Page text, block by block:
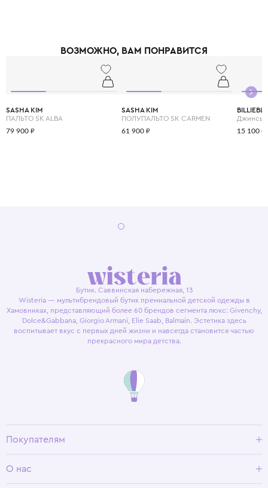
ВОЗМОЖНО, ВАМ ПОНРАВИТСЯ
SASHA KIM
ПАЛЬТО SK ALBA
79 900 ₽
SASHA KIM
ПОЛУПАЛЬТО SK CARMEN
61 900 ₽
Джинсы
15 100 ₽
Бутик. Саввинская набережная, 13
Wisteria — мультибрендовый бутик премиальной детской одежды в
Хамовниках, представляющий более 60 брендов сегмента люкс: Givenchy,
Dolce&Gabbana, Giorgio Armani, Elie Saab, Balmain. Эстетика здесь
воспитывает вкус с первых дней жизни и навсегда становится частью
прекрасного мира детства.
Покупателям
Условия возврата
О нас